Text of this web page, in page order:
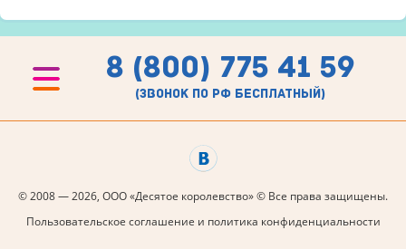
8 (800) 775 41 59
(звонок по рф бесплатный)
© 2008 — 2026, ООО «Десятое королевство» © Все права защищены.
Пользовательское соглашение и политика конфиденциальности